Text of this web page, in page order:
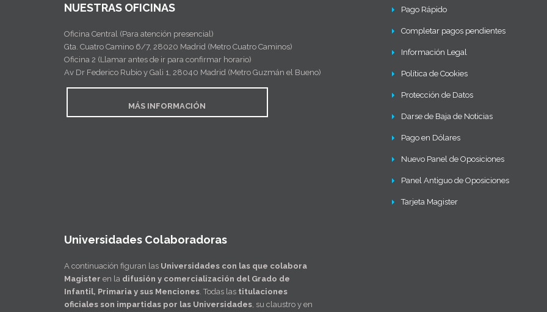
NUESTRAS OFICINAS
Oficina Central (Para atención presencial)
Gta. Cuatro Camino 6/7, 28020 Madrid (Metro Cuatro Caminos)
Oficina 2 (Llamar antes de ir para confirmar horario)
Av Dr Federico Rubio y Gali 1, 28040 Madrid (Metro Guzmán el Bueno)
MÁS INFORMACIÓN
Pago Rápido
Completar pagos pendientes
Información Legal
Política de Cookies
Protección de Datos
Darse de Baja de Noticias
Pago en Dólares
Nuevo Panel de Oposiciones
Panel Antiguo de Oposiciones
Tarjeta Magister
Universidades Colaboradoras
A continuación figuran las Universidades con las que colabora
Magister en la difusión y comercialización del Grado de
Infantil, Primaria y sus Menciones. Todas las titulaciones
oficiales son impartidas por las Universidades, su claustro y en